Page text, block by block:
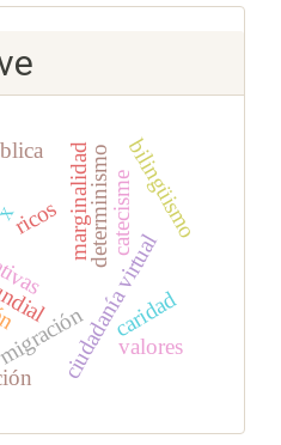
x marginalidad
ricos
ciudadanía virtual
bilingüismo
determinismo
caridad
valores
catecisme